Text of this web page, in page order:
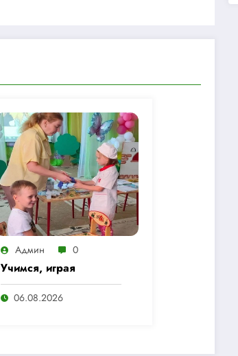
Админ 0
Учимся, играя
06.08.2026